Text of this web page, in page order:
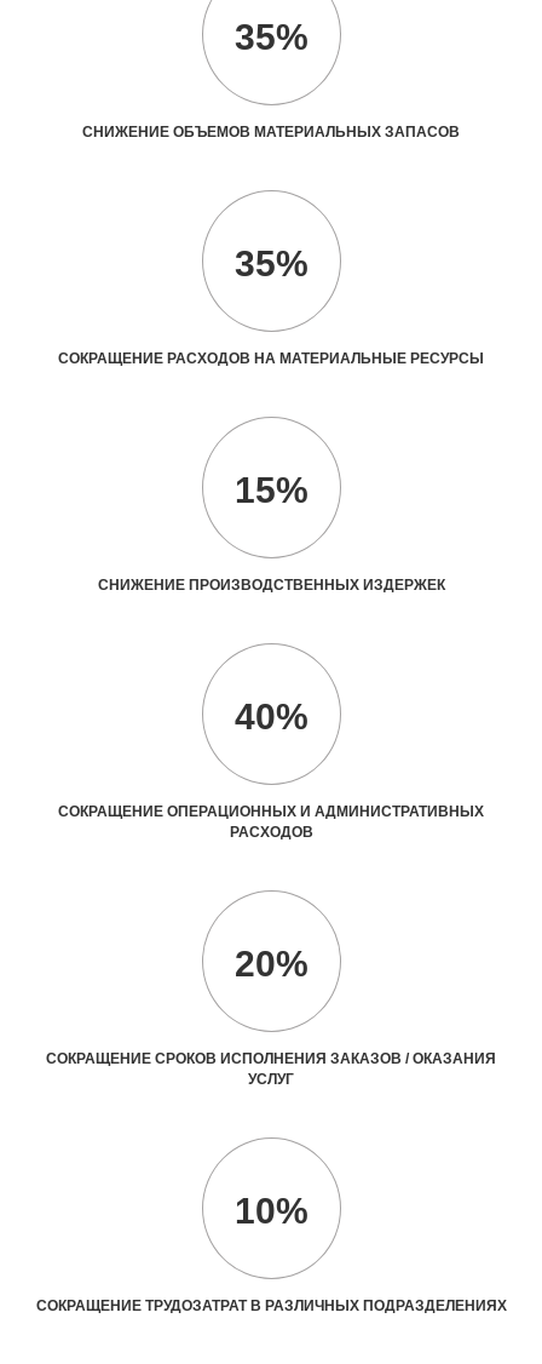
35%
СНИЖЕНИЕ ОБЪЕМОВ МАТЕРИАЛЬНЫХ ЗАПАСОВ
35%
СОКРАЩЕНИЕ РАСХОДОВ НА МАТЕРИАЛЬНЫЕ РЕСУРСЫ
15%
СНИЖЕНИЕ ПРОИЗВОДСТВЕННЫХ ИЗДЕРЖЕК
40%
СОКРАЩЕНИЕ ОПЕРАЦИОННЫХ И АДМИНИСТРАТИВНЫХ
РАСХОДОВ
20%
СОКРАЩЕНИЕ СРОКОВ ИСПОЛНЕНИЯ ЗАКАЗОВ / ОКАЗАНИЯ
УСЛУГ
10%
СОКРАЩЕНИЕ ТРУДОЗАТРАТ В РАЗЛИЧНЫХ ПОДРАЗДЕЛЕНИЯХ